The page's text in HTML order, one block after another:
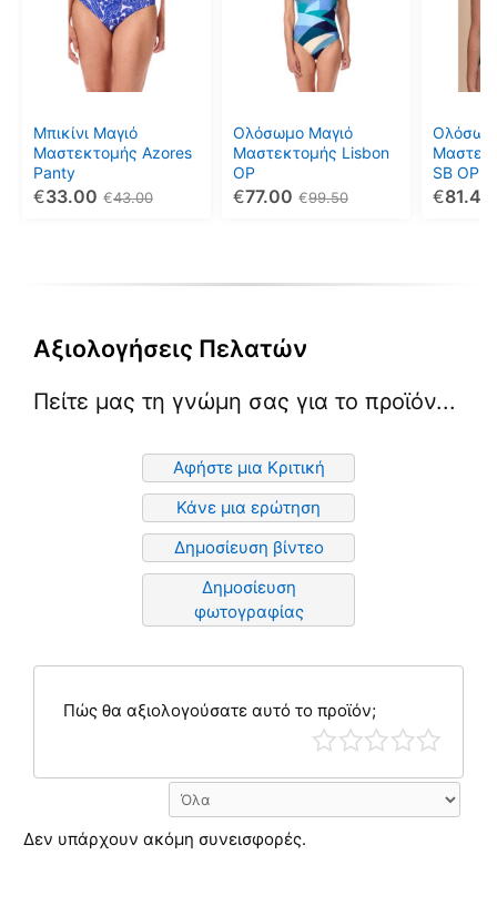
Μπικίνι Μαγιό
Μαστεκτομής Azores
Panty
43.00
€
33.00
€
πολλαπλές
παραλλαγές.
μπορούν
να
επιλεγούν
στη
Ολόσωμο Μαγιό
Μαστεκτομής Lisbon
OP
99.50
€
77.00
€
πολλαπλές
παραλλαγές.
μπορούν
να
επιλεγούν
στη
SB OP
81.40
€
να
στη
Αξιολογήσεις Πελατών
Πείτε μας τη γνώμη σας για το προϊόν...
Αφήστε μια Κριτική
Κάνε μια ερώτηση
Δημοσίευση βίντεο
Δημοσίευση
φωτογραφίας
Πώς θα αξιολογούσατε αυτό το προϊόν;
Δεν υπάρχουν ακόμη συνεισφορές.